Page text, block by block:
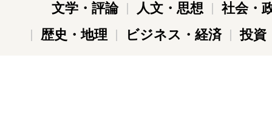
文学・評論 人文・思想
社会・
歴史・地理
ビジネス・経済 投資